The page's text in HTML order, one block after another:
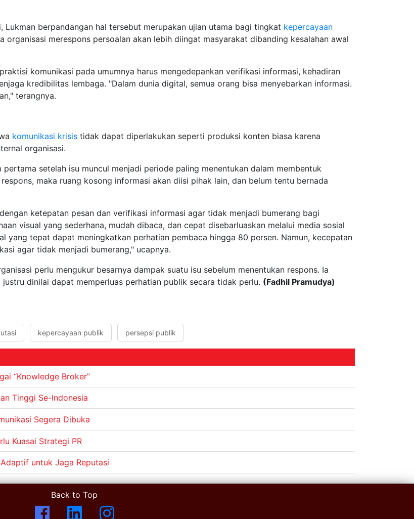
berpandangan hal tersebut merupakan ujian utama bagi tingkat kepercayaan
organisasi merespons persoalan akan lebih diingat masyarakat dibanding kesalahan awal
komunikasi pada umumnya harus mengedepankan verifikasi informasi, kehadiran
kredibilitas lembaga. "Dalam dunia digital, semua orang bisa menyebarkan informasi.
terangnya.
komunikasi krisis tidak dapat diperlakukan seperti produksi konten biasa karena
organisasi.
setelah isu muncul menjadi periode paling menentukan dalam membentuk
maka ruang kosong informasi akan diisi pihak lain, dan belum tentu bernada
ketepatan pesan dan verifikasi informasi agar tidak menjadi bumerang bagi
visual yang sederhana, mudah dibaca, dan cepat disebarluaskan melalui media sosial
yang tepat dapat meningkatkan perhatian pembaca hingga 80 persen. Namun, kecepatan
agar tidak menjadi bumerang," ucapnya.
perlu mengukur besarnya dampak suatu isu sebelum menentukan respons. Ia
dinilai dapat memperluas perhatian publik secara tidak perlu. (Fadhil Pramudya)
kepercayaan publik persepsi publik
“Knowledge Broker”
Tinggi Se-Indonesia
Segera Dibuka
Kuasai Strategi PR
untuk Jaga Reputasi
Back to Top